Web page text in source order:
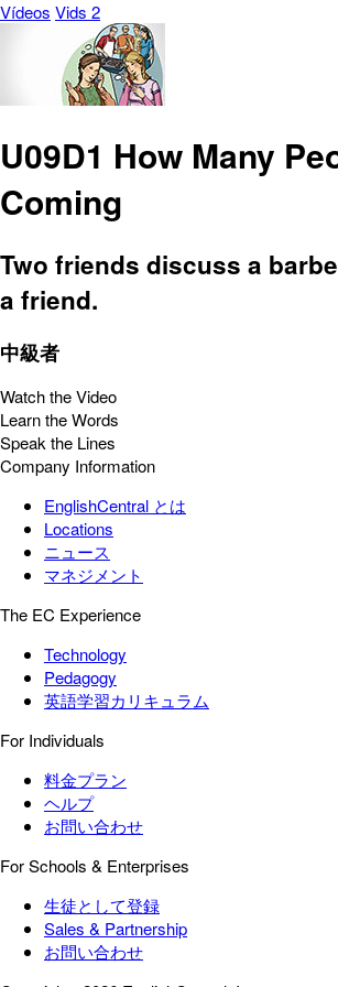
Vídeos Vids 2
U09D1 How Many
Coming
Two friends discuss a
a friend.
中級者
Watch the Video
Learn the Words
Speak the Lines
Company Information
EnglishCentral とは
Locations
ニュース
マネジメント
The EC Experience
Technology
Pedagogy
英語学習カリキュラム
For Individuals
料金プラン
ヘルプ
お問い合わせ
For Schools & Enterprises
生徒として登録
Sales & Partnership
お問い合わせ